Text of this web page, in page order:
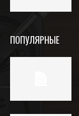
ПОПУЛЯРНЫЕ